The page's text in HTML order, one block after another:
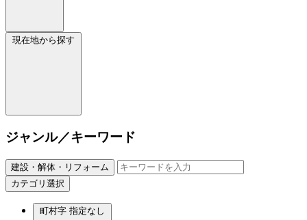
現在地から探す
ジャンル／キーワード
建設・解体・リフォーム
カテゴリ選択
町村字 指定なし